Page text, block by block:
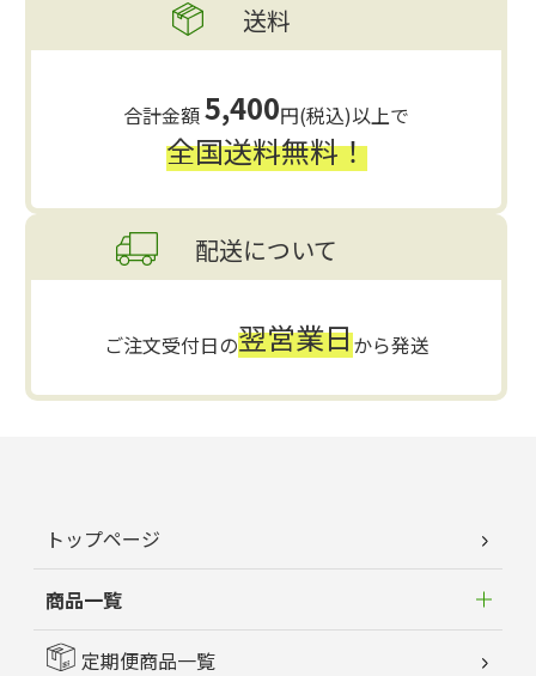
送料
合計金額5,400円(税込)以上で
全国送料無料！
配送について
ご注文受付日の翌営業日から発送
トップページ
商品一覧
定期便商品一覧